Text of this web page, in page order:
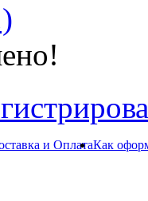
и ОплатаКак